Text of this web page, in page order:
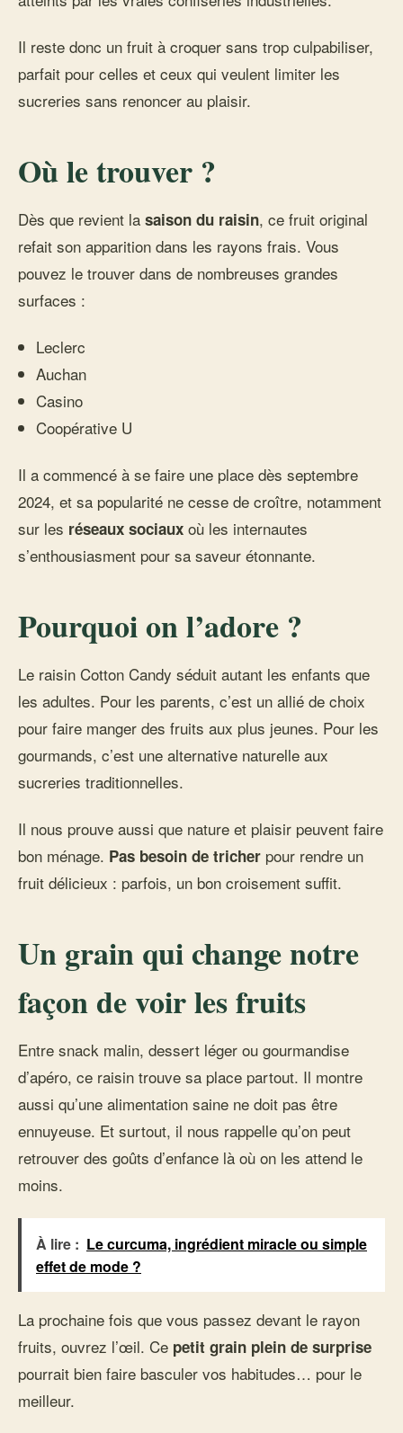
Il reste donc un fruit à croquer sans trop culpabiliser,
parfait pour celles et ceux qui veulent limiter les
sucreries sans renoncer au plaisir.
Où le trouver ?
Dès que revient la saison du raisin, ce fruit original
refait son apparition dans les rayons frais. Vous
pouvez le trouver dans de nombreuses grandes
surfaces :
Leclerc
Auchan
Casino
Coopérative U
Il a commencé à se faire une place dès septembre
2024, et sa popularité ne cesse de croître, notamment
sur les réseaux sociaux où les internautes
s’enthousiasment pour sa saveur étonnante.
Pourquoi on l’adore ?
Le raisin Cotton Candy séduit autant les enfants que
les adultes. Pour les parents, c’est un allié de choix
pour faire manger des fruits aux plus jeunes. Pour les
gourmands, c’est une alternative naturelle aux
sucreries traditionnelles.
Il nous prouve aussi que nature et plaisir peuvent faire
bon ménage. Pas besoin de tricher pour rendre un
fruit délicieux : parfois, un bon croisement suffit.
Un grain qui change notre
façon de voir les fruits
Entre snack malin, dessert léger ou gourmandise
d’apéro, ce raisin trouve sa place partout. Il montre
aussi qu’une alimentation saine ne doit pas être
ennuyeuse. Et surtout, il nous rappelle qu’on peut
retrouver des goûts d’enfance là où on les attend le
moins.
À lire : Le curcuma, ingrédient miracle ou simple
effet de mode ?
La prochaine fois que vous passez devant le rayon
fruits, ouvrez l’œil. Ce petit grain plein de surprise
pourrait bien faire basculer vos habitudes… pour le
meilleur.